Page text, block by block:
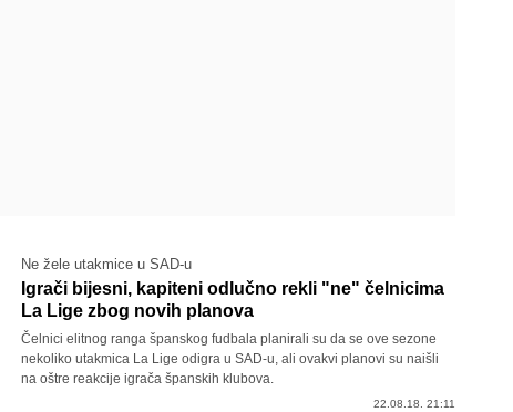
Ne žele utakmice u SAD-u
Igrači bijesni, kapiteni odlučno rekli "ne" čelnicima
La Lige zbog novih planova
Čelnici elitnog ranga španskog fudbala planirali su da se ove sezone
nekoliko utakmica La Lige odigra u SAD-u, ali ovakvi planovi su naišli
na oštre reakcije igrača španskih klubova.
22.08.18. 21:11